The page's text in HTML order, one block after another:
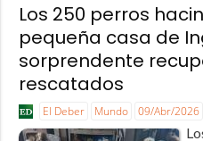
Los 250 perros
pequeña casa de
sorprendente
rescatados
El Deber Mundo 09/Abr/2026